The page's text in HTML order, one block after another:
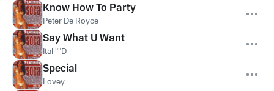
Know How To Party
Peter De Royce
Say What U Want
Ital ""D
Special
Lovey